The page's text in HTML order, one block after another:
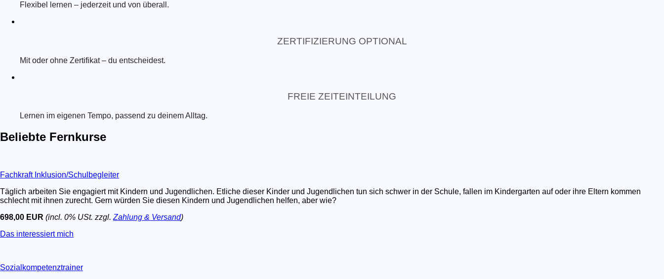
Flexibel lernen – jederzeit und von überall.
ZERTIFIZIERUNG OPTIONAL
Mit oder ohne Zertifikat – du entscheidest.
FREIE ZEITEINTEILUNG
Lernen im eigenen Tempo, passend zu deinem Alltag.
Beliebte Fernkurse
Fachkraft Inklusion/Schulbegleiter
Täglich arbeiten Sie engagiert mit Kindern und Jugendlichen. Etliche dieser Kinder und Jugendlichen tun sich schwer in der Schule, fallen im Kindergarten auf oder ihre Eltern kommen
schlecht mit ihnen zurecht. Gern würden Sie diesen Kindern und Jugendlichen helfen, aber wie?
698,00 EUR (incl. 0% USt. zzgl. Zahlung & Versand)
Das interessiert mich
Sozialkompetenztrainer